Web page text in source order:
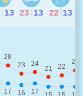
13 23 13 22 13